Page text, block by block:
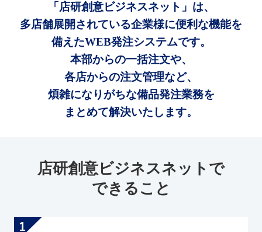
「店研創意ビジネスネット」は、
多店舗展開されている企業様に便利な機能を
備えたWEB発注システムです。
本部からの一括注文や、
各店からの注文管理など、
煩雑になりがちな備品発注業務を
まとめて解決いたします。
店研創意ビジネスネットで
できること